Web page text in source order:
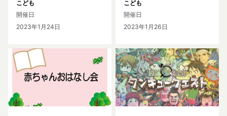
こども
開催日
2023年1月24日
こども
開催日
2023年1月26日